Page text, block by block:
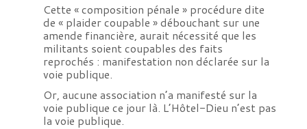
Cette « composition pénale » procédure dite
de « plaider coupable » débouchant sur une
amende financière, aurait nécessité que les
militants soient coupables des faits
reprochés : manifestation non déclarée sur la
voie publique.
Or, aucune association n’a manifesté sur la
voie publique ce jour là. L’Hôtel-Dieu n’est pas
la voie publique.